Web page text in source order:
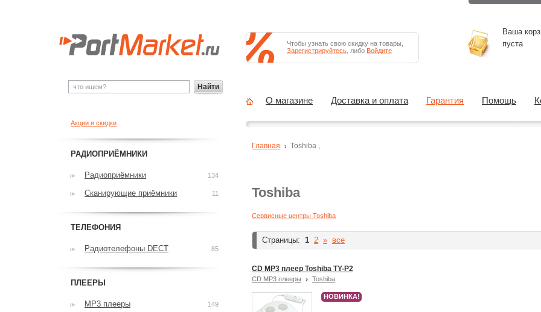
Toshiba
Сервисные центры Toshiba
Страницы: 1 2 » все
CD MP3 плеер Toshiba TY-P2
CD MP3 плееры Toshiba
НОВИНКА!
Главная Toshiba ,
Акции и скидки
РАДИОПРИЁМНИКИ
Радиоприёмники 134
Сканирующие приёмники 11
ТЕЛЕФОНИЯ
Радиотелефоны DECT 85
ПЛЕЕРЫ
MP3 плееры 149
Найти
Чтобы узнать свою скидку на товары,
Зарегистрируйтесь , либо Войдите
Ваша
пуста
О магазине Доставка и оплата Гарантия Помощь